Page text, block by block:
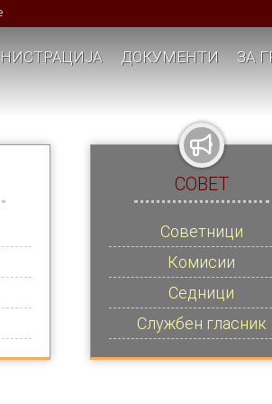
ДОКУМЕНТИ ЗА
СОВЕТ
Советници
Комисии
Седници
Службен гласник